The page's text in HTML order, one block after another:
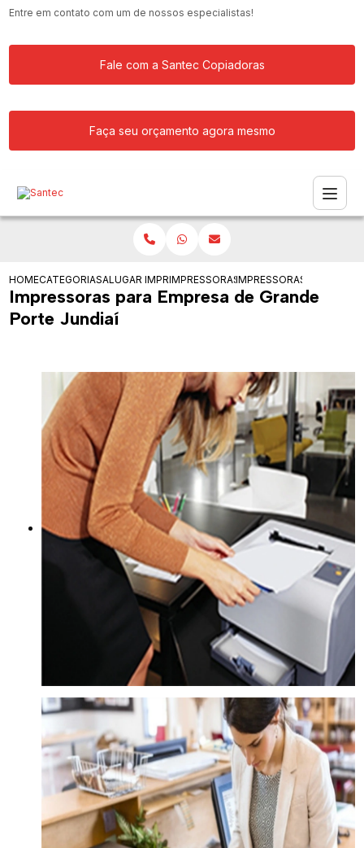
Entre em contato com um de nossos especialistas!
Fale com a Santec Copiadoras
Faça seu orçamento agora mesmo
HOMECATEGORIASALUGAR IMPRESSORAIMPRESSORAS PARA EMPRESA DE
IMPRESSORAS PARA
Impressoras para Empresa de Grande
Porte Jundiaí